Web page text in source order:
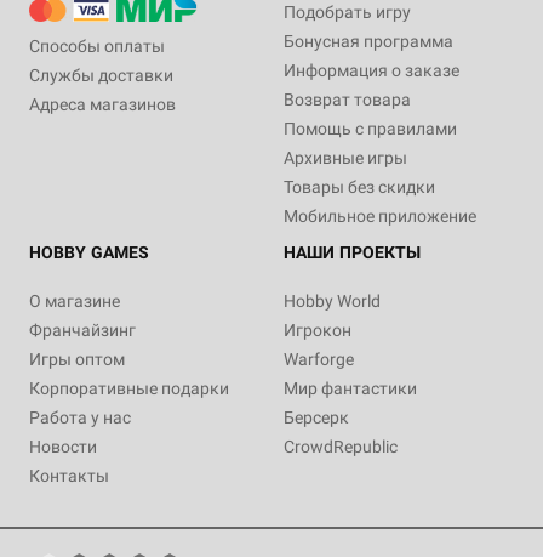
Способы оплаты
Службы доставки
Адреса магазинов
Подобрать игру
Бонусная программа
Информация о заказе
Возврат товара
Помощь с правилами
Архивные игры
Товары без скидки
Мобильное приложение
HOBBY GAMES
О магазине
Франчайзинг
Игры оптом
Корпоративные подарки
Работа у нас
Новости
Контакты
НАШИ ПРОЕКТЫ
Hobby World
Игрокон
Warforge
Мир фантастики
Берсерк
CrowdRepublic